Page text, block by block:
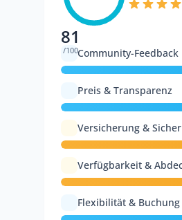
81
/100Community-Feedback
Preis & Transparenz
Versicherung &
Verfügbarkeit &
Flexibilität & Buchung